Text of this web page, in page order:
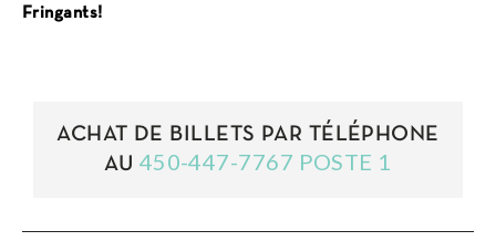
Fringants!
ACHAT DE BILLETS PAR TÉLÉPHONE
AU 450-447-7767 POSTE 1